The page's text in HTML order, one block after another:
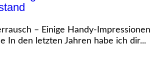
– Einige Handy-Impressionen
In den letzten Jahren habe ich dir...